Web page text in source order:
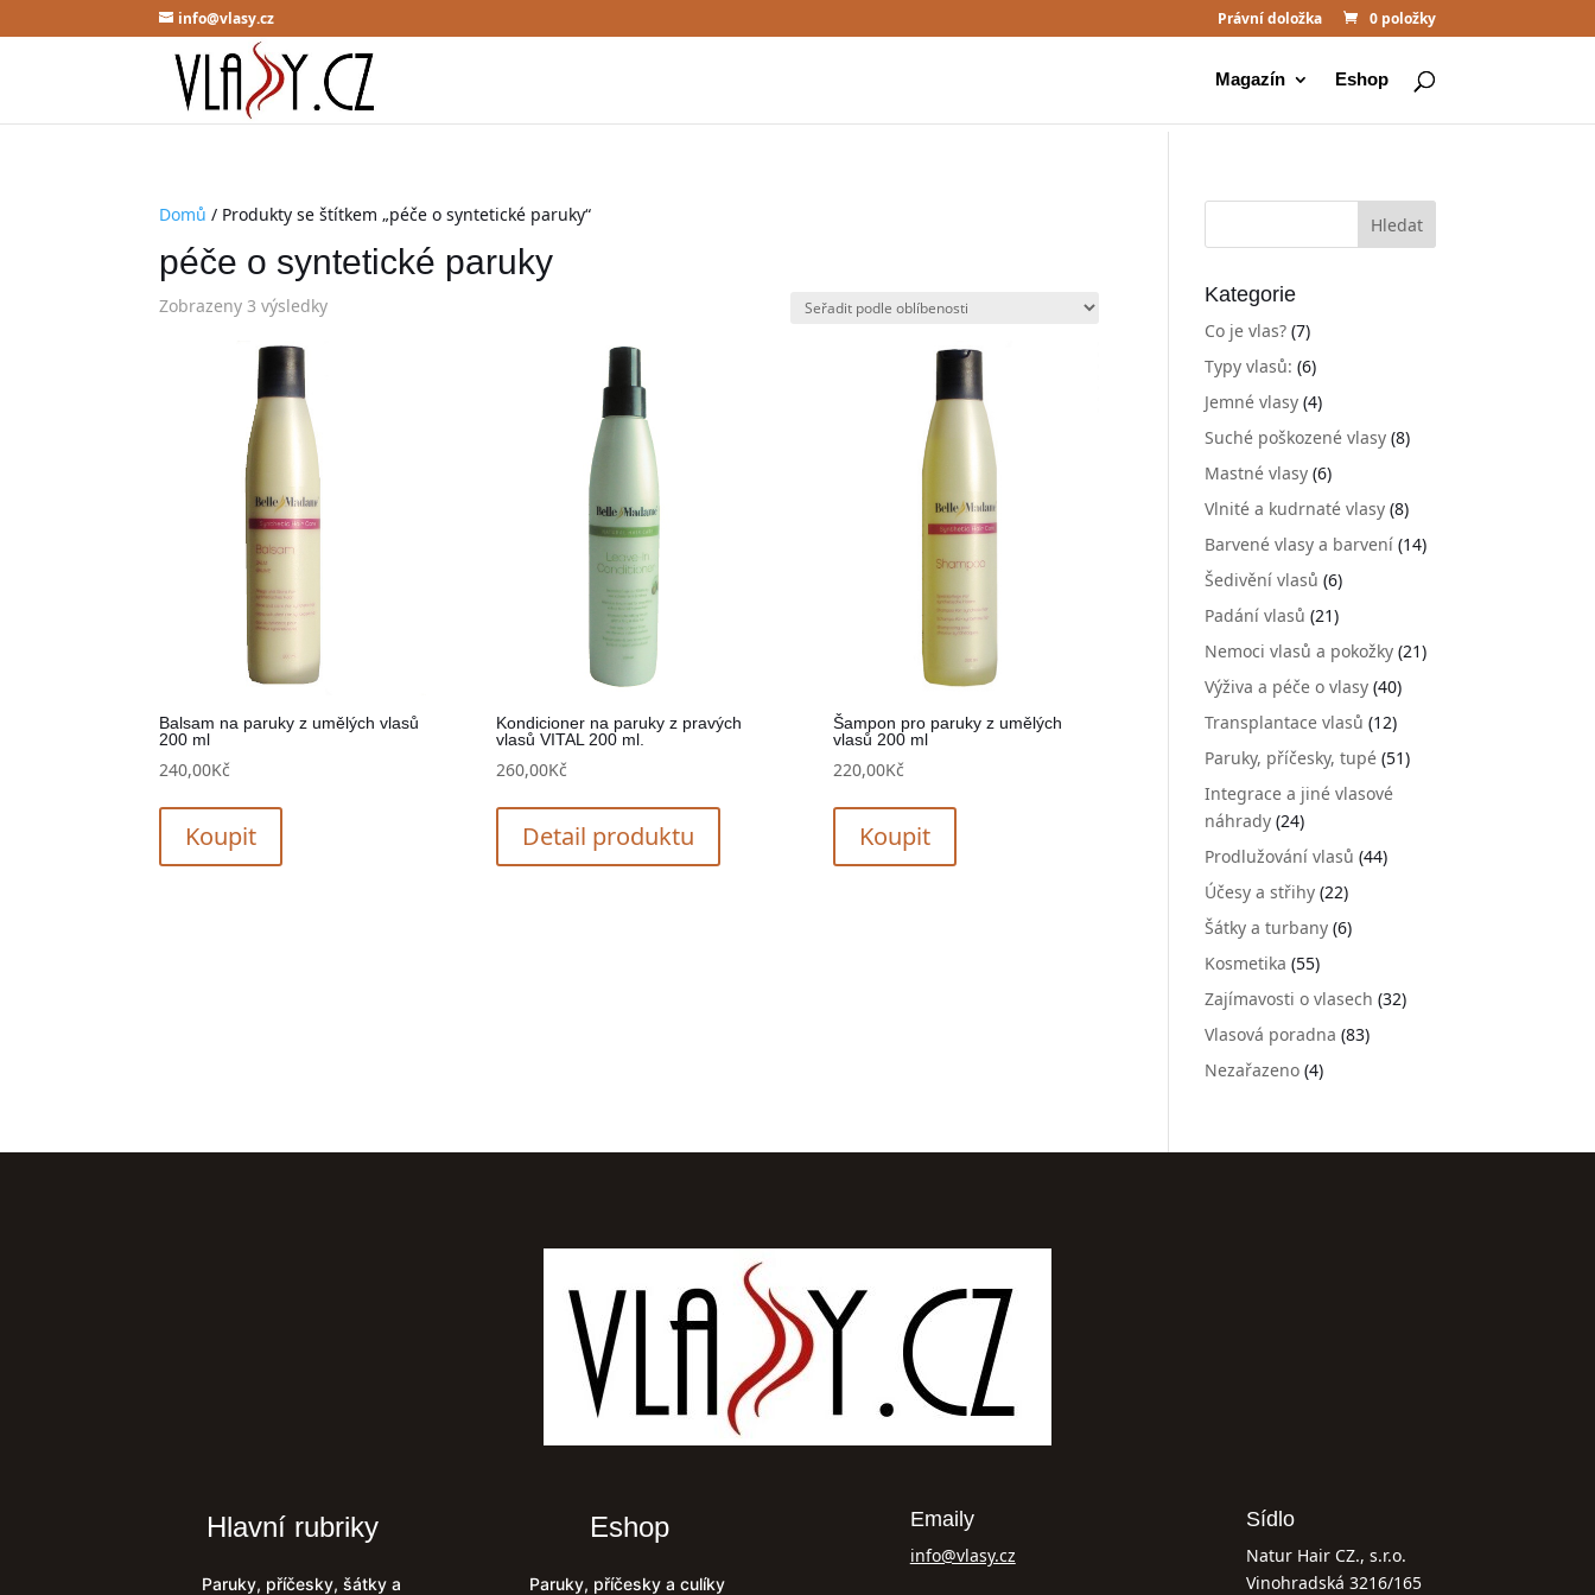
info@vlasy.cz Právní doložka 0 položky
Magazín Eshop
Domů / Produkty se štítkem „péče o syntetické paruky“
péče o syntetické paruky
Zobrazeny 3 výsledky
Balsam na paruky z umělých vlasů
200 ml
240,00Kč
Koupit
Kondicioner na paruky z pravých
vlasů VITAL 200 ml.
260,00Kč
Detail produktu
Šampon pro paruky z umělých
vlasů 200 ml
220,00Kč
Koupit
Kategorie
Co je vlas? (7)
Typy vlasů: (6)
Jemné vlasy (4)
Suché poškozené vlasy (8)
Mastné vlasy (6)
Vlnité a kudrnaté vlasy (8)
Barvené vlasy a barvení (14)
Šedivění vlasů (6)
Padání vlasů (21)
Nemoci vlasů a pokožky (21)
Výživa a péče o vlasy (40)
Transplantace vlasů (12)
Paruky, příčesky, tupé (51)
Integrace a jiné vlasové
náhrady (24)
Prodlužování vlasů (44)
Účesy a střihy (22)
Šátky a turbany (6)
Kosmetika (55)
Zajímavosti o vlasech (32)
Vlasová poradna (83)
Nezařazeno (4)
Hlavní rubriky
Paruky, příčesky, šátky a
Eshop
Paruky, příčesky a culíky
Emaily
info@vlasy.cz
Sídlo
Natur Hair CZ., s.r.o.
Vinohradská 3216/165